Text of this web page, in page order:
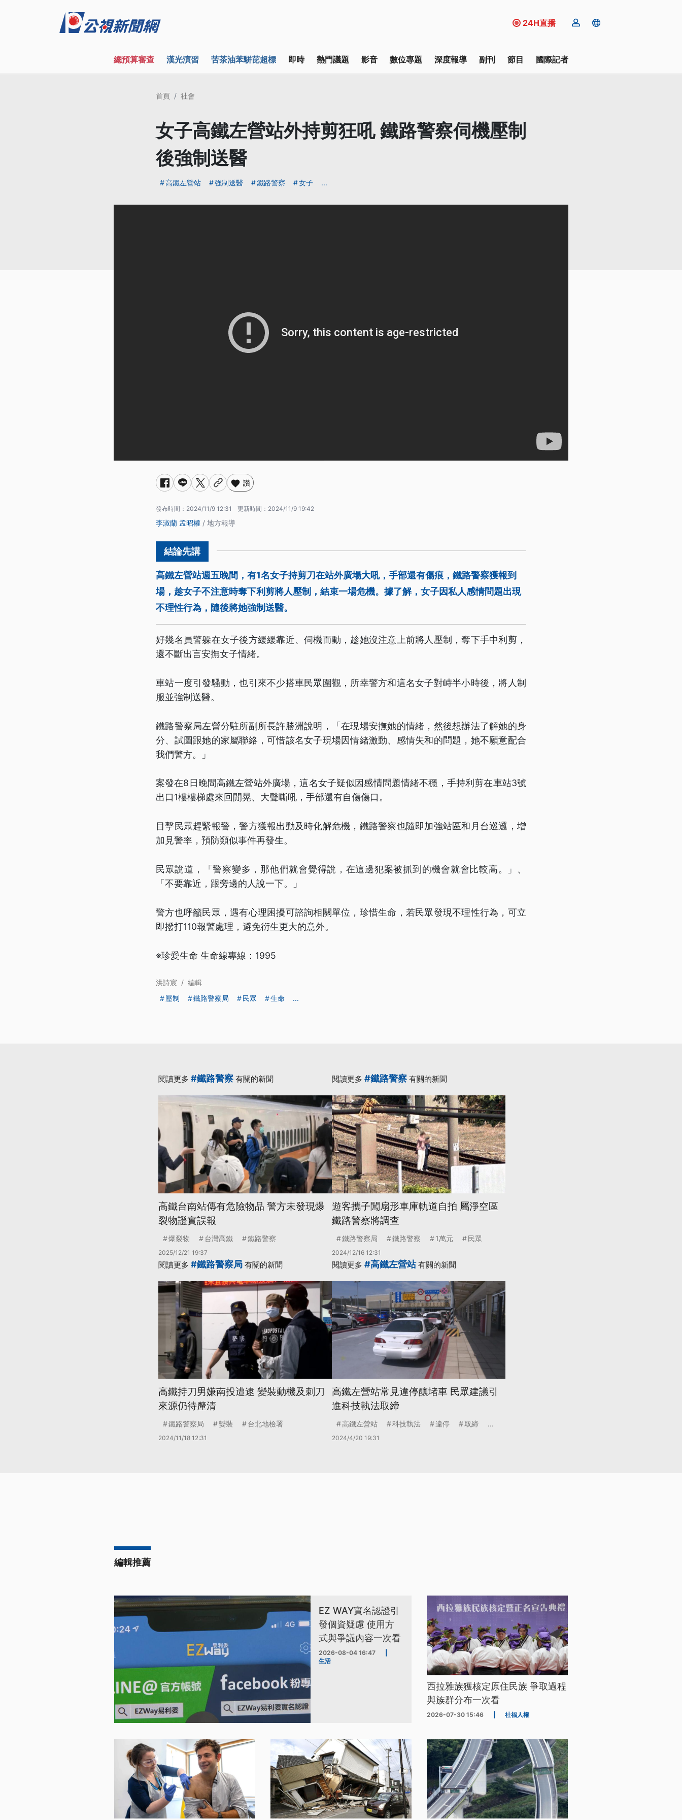
24H直播
總預算審查 漢光演習 苦茶油苯駢芘超標 即時 熱門議題 影音 數位專題 深度報導 副刊 節目 國際記者
首頁 社會
女子高鐵左營站外持剪狂吼 鐵路警察伺機壓制
後強制送醫
高鐵左營站 強制送醫 鐵路警察 女子 ...
讚
發布時間： 2024/11/9 12:31 更新時間： 2024/11/9 19:42
李淑蘭 孟昭權 / 地方報導
高鐵左營站週五晚間，有1名女子持剪刀在站外廣場大吼，手部還有傷痕，鐵路警察獲報到
場，趁女子不注意時奪下利剪將人壓制，結束一場危機。據了解，女子因私人感情問題出現
不理性行為，隨後將她強制送醫。
好幾名員警躲在女子後方緩緩靠近、伺機而動，趁她沒注意上前將人壓制，奪下手中利剪，
還不斷出言安撫女子情緒。
車站一度引發騷動，也引來不少搭車民眾圍觀，所幸警方和這名女子對峙半小時後，將人制
服並強制送醫。
鐵路警察局左營分駐所副所長許勝洲說明，「在現場安撫她的情緒，然後想辦法了解她的身
分、試圖跟她的家屬聯絡，可惜該名女子現場因情緒激動、感情失和的問題，她不願意配合
我們警方。」
案發在8日晚間高鐵左營站外廣場，這名女子疑似因感情問題情緒不穩，手持利剪在車站3號
出口1樓樓梯處來回閒晃、大聲嘶吼，手部還有自傷傷口。
目擊民眾趕緊報警，警方獲報出動及時化解危機，鐵路警察也隨即加強站區和月台巡邏，增
加見警率，預防類似事件再發生。
民眾說道，「警察變多，那他們就會覺得說，在這邊犯案被抓到的機會就會比較高。」、
「不要靠近，跟旁邊的人說一下。」
警方也呼籲民眾，遇有心理困擾可諮詢相關單位，珍惜生命，若民眾發現不理性行為，可立
即撥打110報警處理，避免衍生更大的意外。
※珍愛生命 生命線專線：1995
洪詩宸 / 編輯
壓制
鐵路警察局 民眾 生命 ...
閱讀更多 #鐵路警察 有關的新聞
高鐵台南站傳有危險物品 警方未發現爆
裂物證實誤報
爆裂物 台灣高鐵 鐵路警察
2025/12/21 19:37
閱讀更多 #鐵路警察 有關的新聞
遊客攜子闖扇形車庫軌道自拍 屬淨空區
鐵路警察將調查
鐵路警察局 鐵路警察 1萬元 民眾
2024/12/16 12:31
閱讀更多 #鐵路警察局 有關的新聞
高鐵持刀男嫌南投遭逮 變裝動機及刺刀
來源仍待釐清
鐵路警察局 變裝 台北地檢署
2024/11/18 12:31
閱讀更多 #高鐵左營站有關的新聞
高鐵左營站常見違停釀堵車 民眾建議引
進科技執法取締
高鐵左營站 科技執法 違停 取締 ...
2024/4/20 19:31
編輯推薦
EZ WAY實名認證引
發個資疑慮 使用方
式與爭議內容一次看
2026-08-04 16:47
生活
西拉雅族獲核定原住民族 爭取過程
與族群分布一次看
2026-07-30 15:46 社福人權